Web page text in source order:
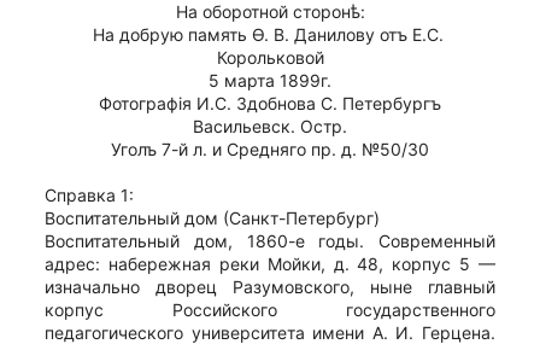
На оборотной сторонѣ:
На добрую память Ѳ. В. Данилову отъ Е.С.
Корольковой
5 марта 1899г.
Фотографiя И.С. Здобнова С. Петербургъ
Васильевск. Остр.
Уголъ 7-й л. и Средняго пр. д. №50/30
Справка 1:
Воспитательный дом (Санкт-Петербург)
Воспитательный дом, 1860-е годы. Современный
адрес: набережная реки Мойки, д. 48, корпус 5 —
изначально дворец Разумовского, ныне главный
корпус Российского государственного
педагогического университета имени А. И. Герцена.